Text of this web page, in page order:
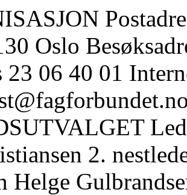
Oslo
23 06 40 01
2.
Helge